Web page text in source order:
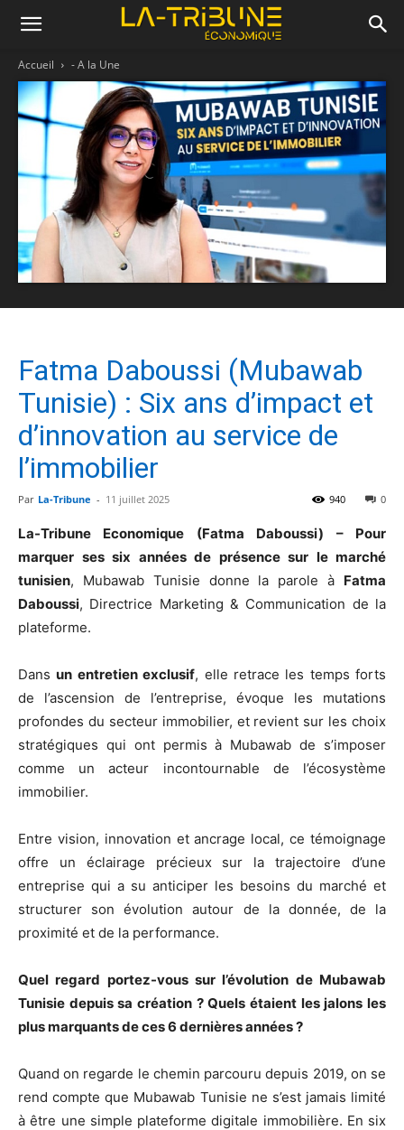
Accueil - A la Une
Fatma Daboussi (Mubawab
Tunisie) : Six ans d’impact et
d’innovation au service de
l’immobilier
Par La-Tribune - 11 juillet 2025 0
940
La-Tribune Economique (Fatma Daboussi) – Pour
marquer ses six années de présence sur le marché
tunisien, Mubawab Tunisie donne la parole à Fatma
Daboussi, Directrice Marketing & Communication de la
plateforme.
Dansun entretien exclusif, elle retrace les temps forts
de l’ascension de l’entreprise, évoque les mutations
profondes du secteur immobilier, et revient sur les choix
stratégiques qui ont permis à Mubawab de s’imposer
comme un acteur incontournable de l’écosystème
immobilier.
Entre vision, innovation et ancrage local, ce témoignage
offre un éclairage précieux sur la trajectoire d’une
entreprise qui a su anticiper les besoins du marché et
structurer son évolution autour de la donnée, de la
proximité et de la performance.
Quel regard portez-vous sur l’évolution de Mubawab
Tunisie depuis sa création ? Quels étaient les jalons les
plus marquants de ces 6 dernières années ?
Quand on regarde le chemin parcouru depuis 2019, on se
rend compte que Mubawab Tunisie ne s’est jamais limité
à être une simple plateforme digitale immobilière. En six